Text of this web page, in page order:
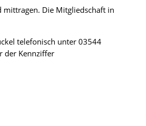
mittragen. Die Mitgliedschaft in
telefonisch unter 03544
der Kennziffer